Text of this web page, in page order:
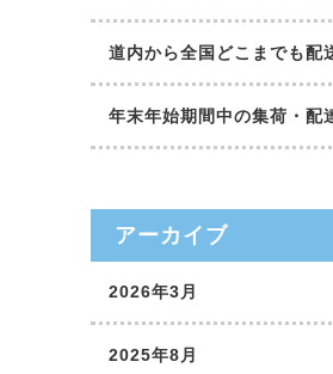
道内から全国どこまでも配
年末年始期間中の集荷・配
アーカイブ
2026年3月
2025年8月